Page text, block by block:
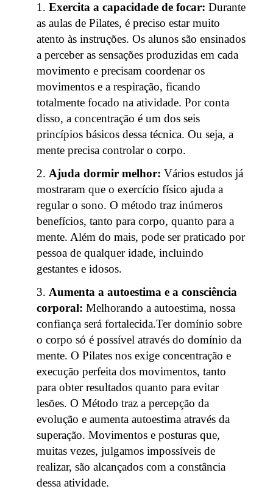
Exercita a capacidade de focar: Durante
as aulas de Pilates, é preciso estar muito
atento às instruções. Os alunos são ensinados
a perceber as sensações produzidas em cada
movimento e precisam coordenar os
movimentos e a respiração, ficando
totalmente focado na atividade. Por conta
disso, a concentração é um dos seis
princípios básicos dessa técnica. Ou seja, a
mente precisa controlar o corpo.
Ajuda dormir melhor: Vários estudos já
mostraram que o exercício físico ajuda a
regular o sono. O método traz inúmeros
benefícios, tanto para corpo, quanto para a
mente. Além do mais, pode ser praticado por
pessoa de qualquer idade, incluindo
gestantes e idosos.
Aumenta a autoestima e a consciência
corporal: Melhorando a autoestima, nossa
confiança será fortalecida.Ter domínio sobre
o corpo só é possível através do domínio da
mente. O Pilates nos exige concentração e
execução perfeita dos movimentos, tanto
para obter resultados quanto para evitar
lesões. O Método traz a percepção da
evolução e aumenta autoestima através da
superação. Movimentos e posturas que,
muitas vezes, julgamos impossíveis de
realizar, são alcançados com a constância
dessa atividade.